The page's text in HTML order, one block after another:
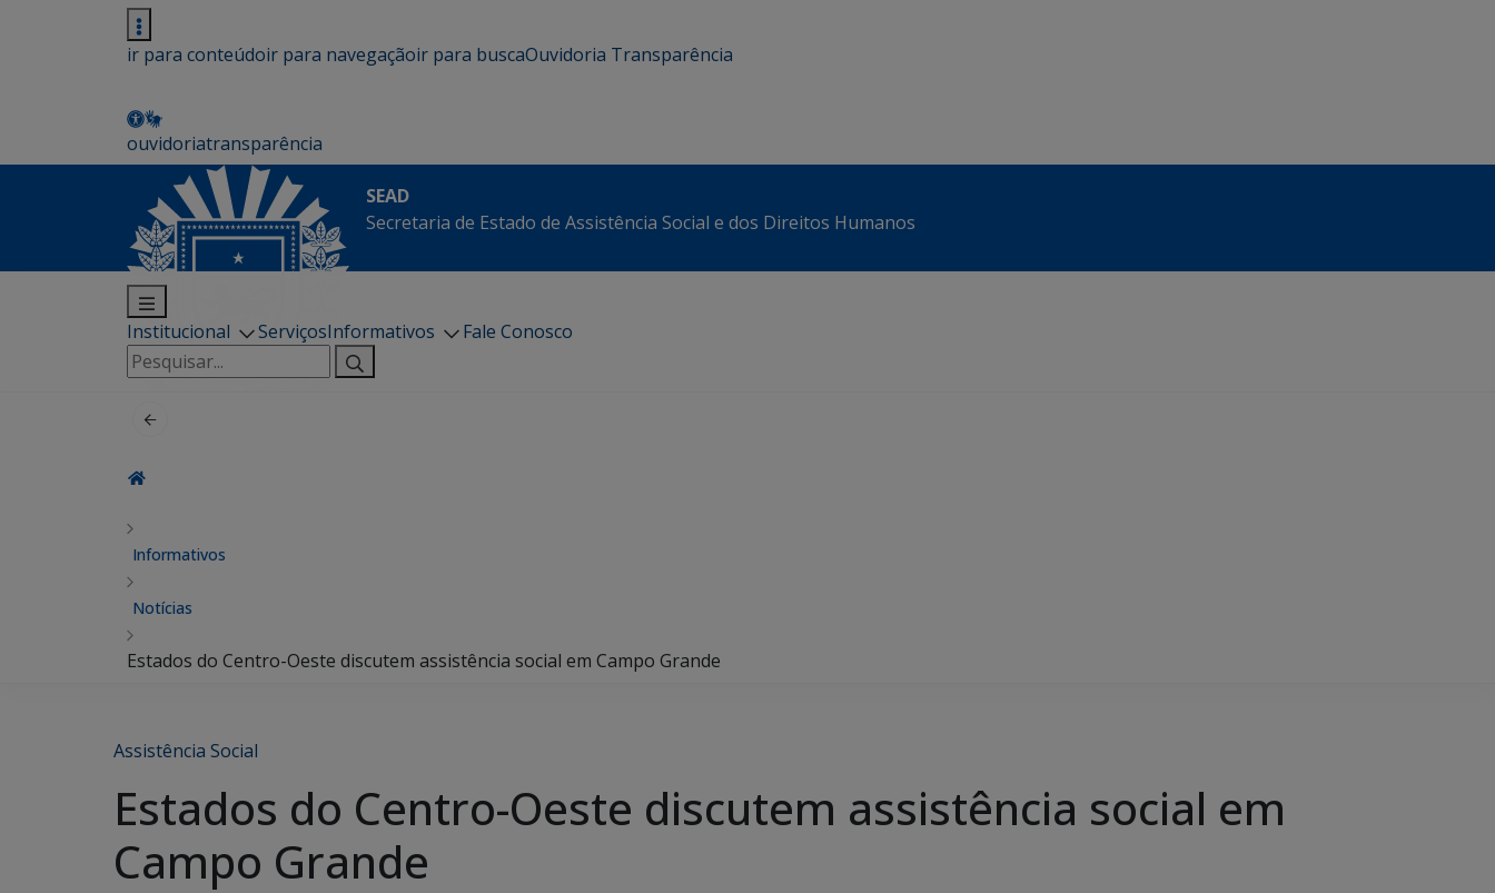
ir para conteúdoir para navegaçãoir para buscaOuvidoria Transparência
ouvidoriatransparência
SEAD
Secretaria de Estado de Assistência Social e dos Direitos Humanos
Institucional ServiçosInformativos
Fale Conosco
Pesquisar
por:
Informativos
Notícias
Estados do Centro-Oeste discutem assistência social em Campo Grande
Assistência Social
Estados do Centro-Oeste discutem assistência social em
Campo Grande